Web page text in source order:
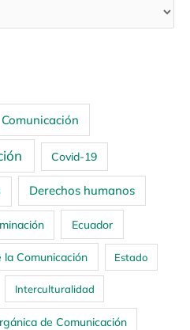
Comunicación
Covid-19
Derechos humanos
Ecuador
la Comunicación Estado
Interculturalidad
de Comunicación